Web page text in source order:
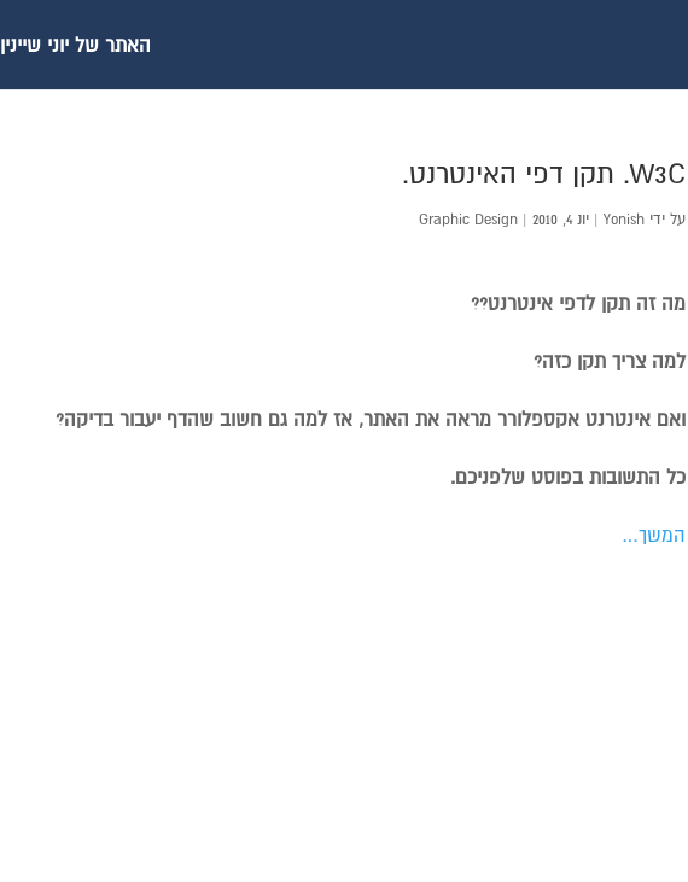
האתר של יוני שיינין
W3C. תקן דפי האינטרנט.
על ידי Yonish
| יונ 4, 2010 |
Graphic Design
מה זה תקן לדפי אינטרנט??
למה צריך תקן כזה?
ואם אינטרנט אקספלורר מראה את האתר, אז למה גם חשוב שהדף יעבור בדיקה?
כל התשובות בפוסט שלפניכם.
המשך…